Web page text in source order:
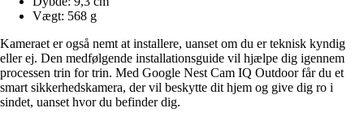
Vægt: 568 g
Kameraet er også nemt at installere, uanset om du er teknisk kyndig
eller ej. Den medfølgende installationsguide vil hjælpe dig igennem
processen trin for trin. Med Google Nest Cam IQ Outdoor får du et
smart sikkerhedskamera, der vil beskytte dit hjem og give dig ro i
sindet, uanset hvor du befinder dig.